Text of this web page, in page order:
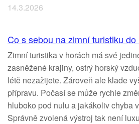
14.3.2026
Co s sebou na zimní turistiku do
Zimní turistika v horách má své
zasněžené krajiny, ostrý horský
létě nezažijete. Zároveň ale klade
přípravu. Počasí se může rychle
hluboko pod nulu a jakákoliv chyba
Správně zvolená výstroj tak není